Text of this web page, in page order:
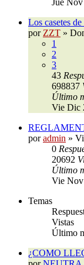
Los casetes
por ZZT »
1
2
3
43
698837
Último
Vie Dic
poradmin »
0
20692
Último
Vie
Temas
Vistas
Último
¿COMO